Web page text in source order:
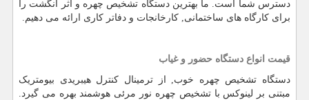
دسترس شما است. ما بهترین دستگاه تشخیص چهره و اثر انگشت را
برای کارگاه های ساختمانی, کارخانجات و دفاتر کاری ارائه می دهیم.
قیمت انواع دستگاه حضور و غیاب
دستگاه تشخیص چهره خوب, از ترمینال کنترل هیبریدی بیومتریک
مبتنی بر لینوکس با تشخیص چهره نور مرئی هوشمند بهره می گیرد.